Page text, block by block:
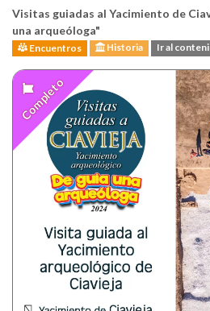
Visitas guiadas al Yacimiento de
una arqueóloga"
Encuentros Historia Ir al
Completo